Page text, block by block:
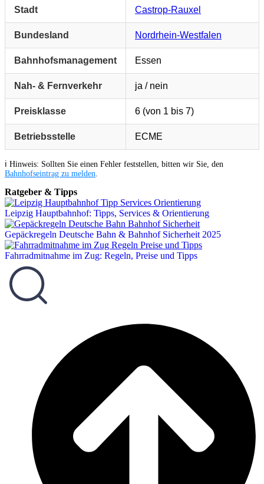
Stadt Castrop-Rauxel
Bundesland Nordrhein-Westfalen
Bahnhofsmanagement Essen
Nah- & Fernverkehr ja / nein
Preisklasse 6 (von 1 bis 7)
Betriebsstelle ECME
ℹ️ Hinweis: Sollten Sie einen Fehler feststellen, bitten wir Sie, den
Bahnhofseintrag zu melden
Ratgeber & Tipps
Leipzig Hauptbahnhof: Tipps, Services & Orientierung
Gepäckregeln Deutsche Bahn & Bahnhof Sicherheit 2025
Fahrradmitnahme im Zug: Regeln, Preise und Tipps